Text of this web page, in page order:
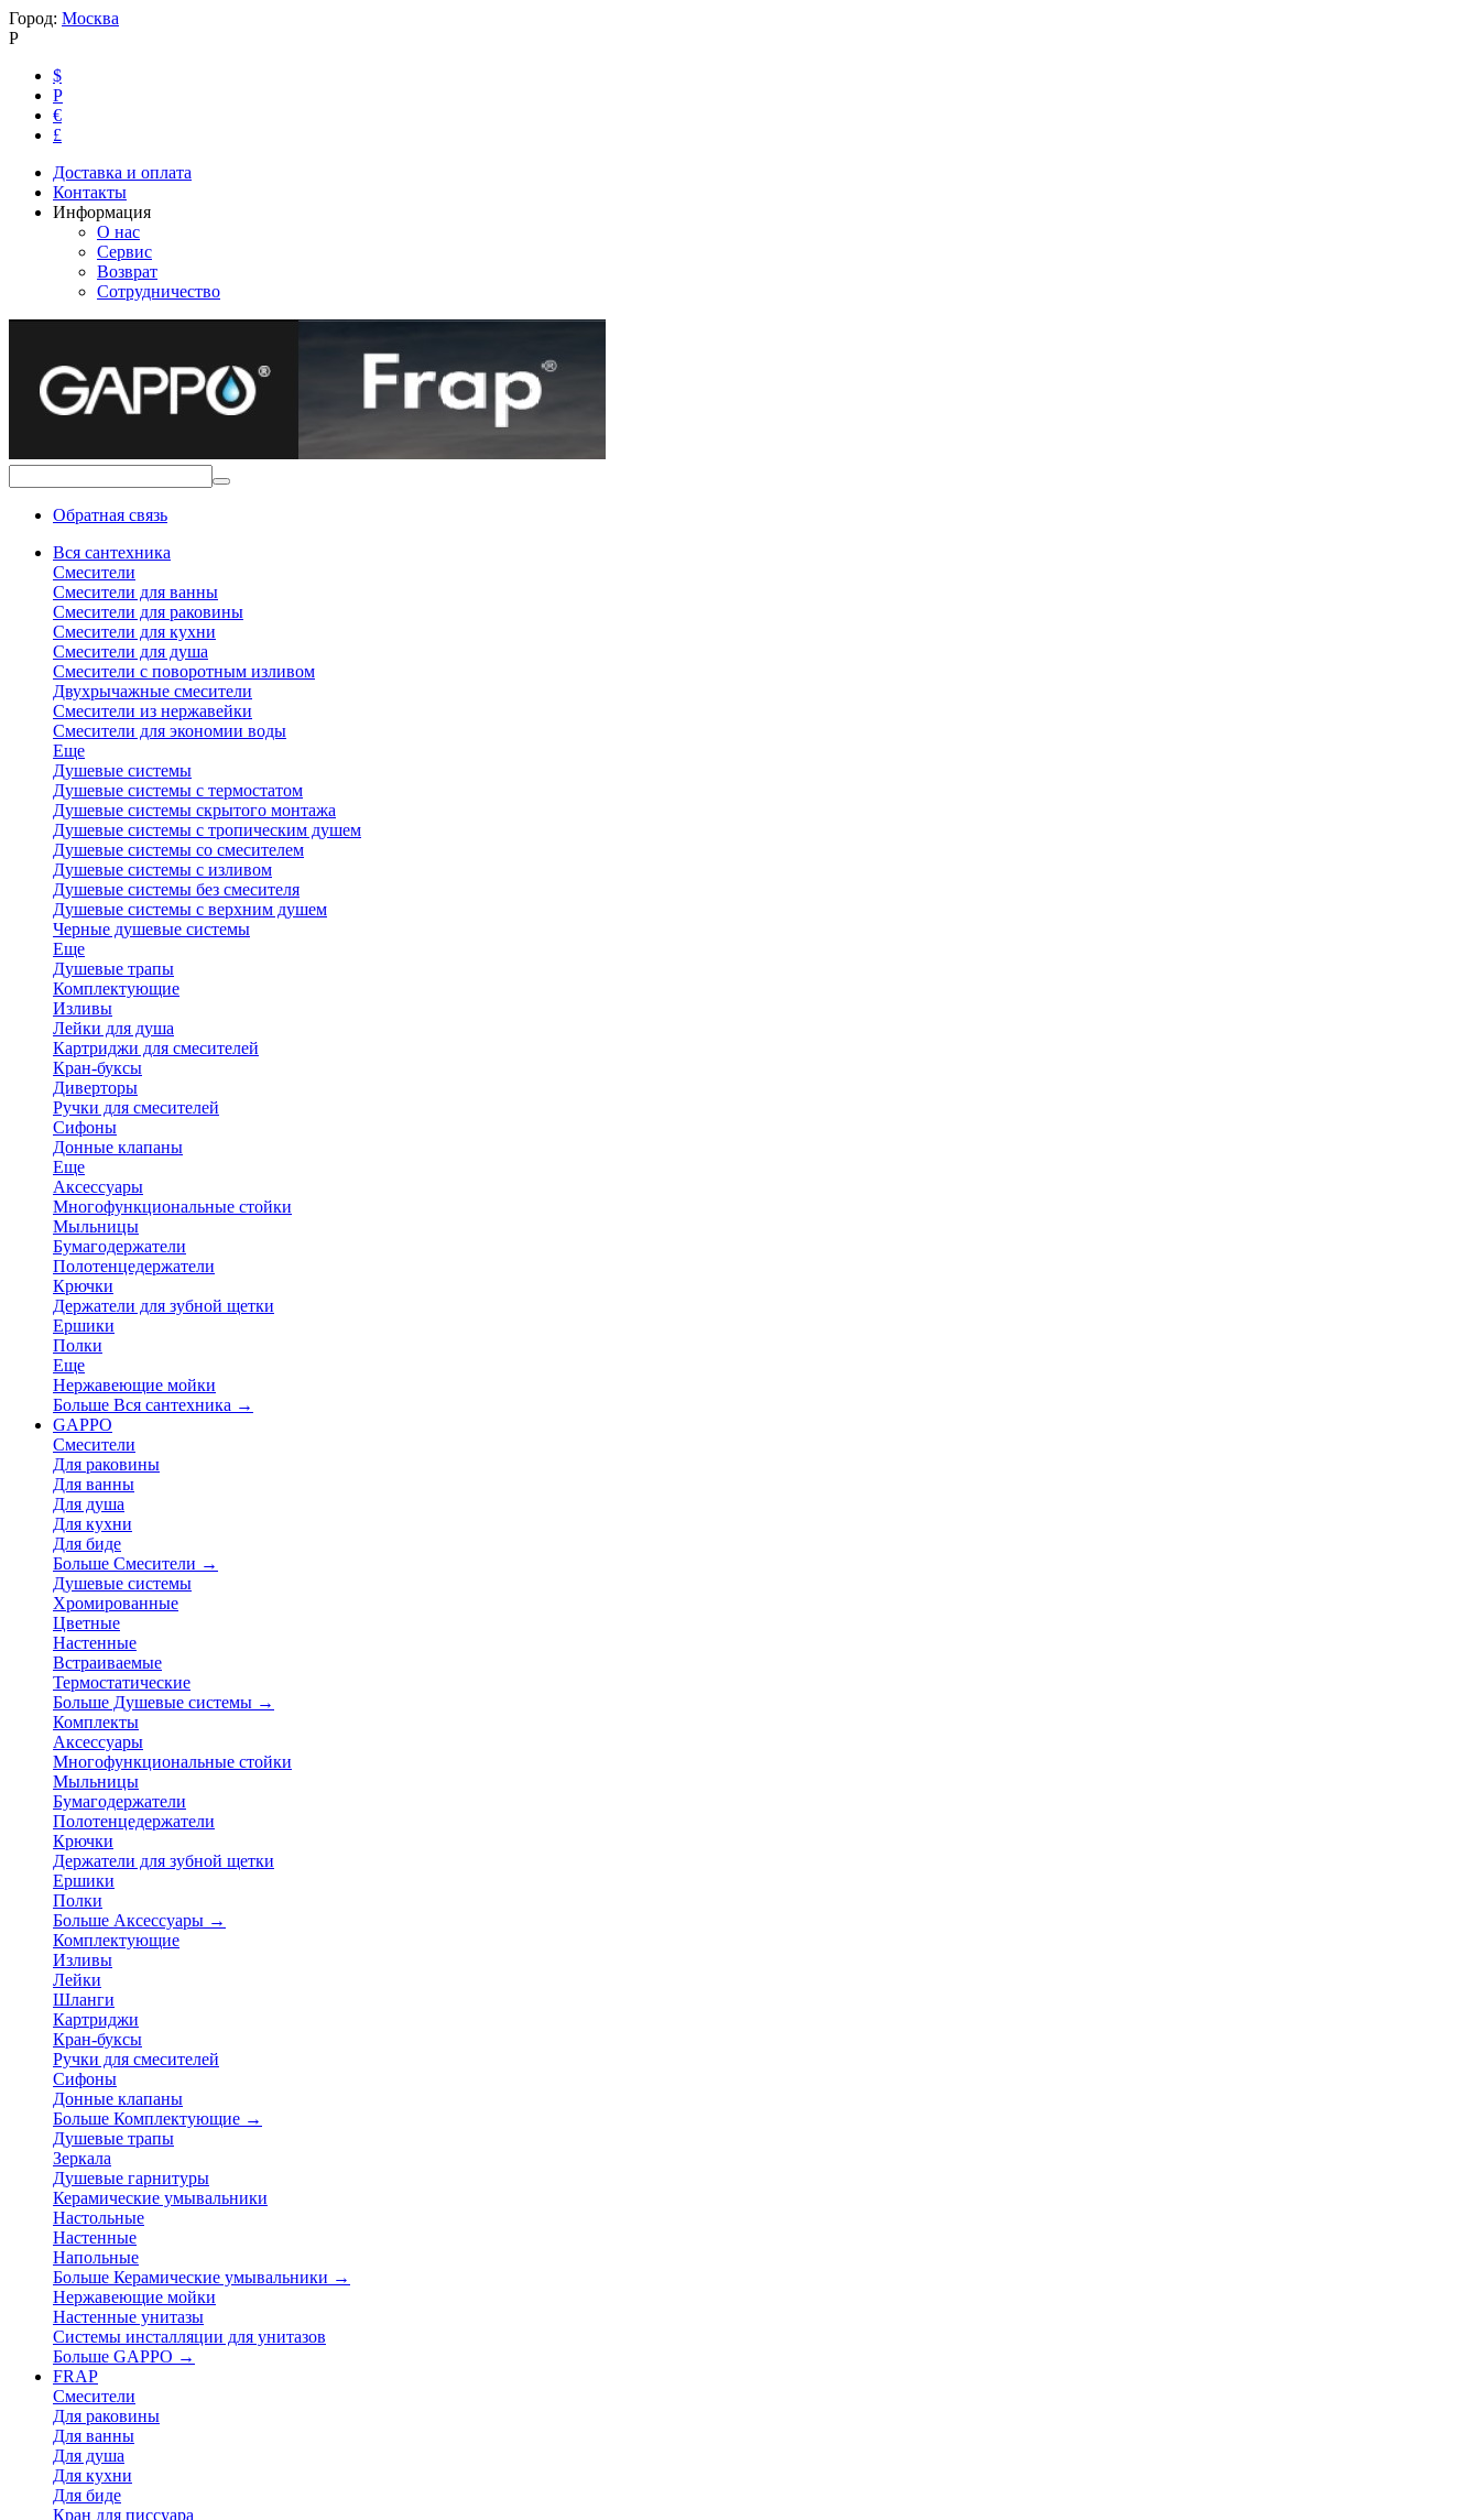
Город: Москва
Р
$
Р
€
£
Доставка и оплата
Контакты
Информация
О нас
Сервис
Возврат
Сотрудничество
Обратная связь
Вся сантехника
Смесители
Смесители для ванны
Смесители для раковины
Смесители для кухни
Смесители для душа
Смесители с поворотным изливом
Двухрычажные смесители
Смесители из нержавейки
Смесители для экономии воды
Еще
Душевые системы
Душевые системы с термостатом
Душевые системы скрытого монтажа
Душевые системы с тропическим душем
Душевые системы со смесителем
Душевые системы с изливом
Душевые системы без смесителя
Душевые системы с верхним душем
Черные душевые системы
Еще
Душевые трапы
Комплектующие
Изливы
Лейки для душа
Картриджи для смесителей
Кран-буксы
Диверторы
Ручки для смесителей
Сифоны
Донные клапаны
Еще
Аксессуары
Многофункциональные стойки
Мыльницы
Бумагодержатели
Полотенцедержатели
Крючки
Держатели для зубной щетки
Ершики
Полки
Еще
Нержавеющие мойки
Больше Вся сантехника →
GAPPO
Смесители
Для раковины
Для ванны
Для душа
Для кухни
Для биде
Больше Смесители →
Душевые системы
Хромированные
Цветные
Настенные
Встраиваемые
Термостатические
Больше Душевые системы →
Комплекты
Аксессуары
Многофункциональные стойки
Мыльницы
Бумагодержатели
Полотенцедержатели
Крючки
Держатели для зубной щетки
Ершики
Полки
Больше Аксессуары →
Комплектующие
Изливы
Лейки
Шланги
Картриджи
Кран-буксы
Ручки для смесителей
Сифоны
Донные клапаны
Больше Комплектующие →
Душевые трапы
Зеркала
Душевые гарнитуры
Керамические умывальники
Настольные
Настенные
Напольные
Больше Керамические умывальники →
Нержавеющие мойки
Настенные унитазы
Системы инсталляции для унитазов
Больше GAPPO →
FRAP
Смесители
Для раковины
Для ванны
Для душа
Для кухни
Для биде
Кран для писсуара